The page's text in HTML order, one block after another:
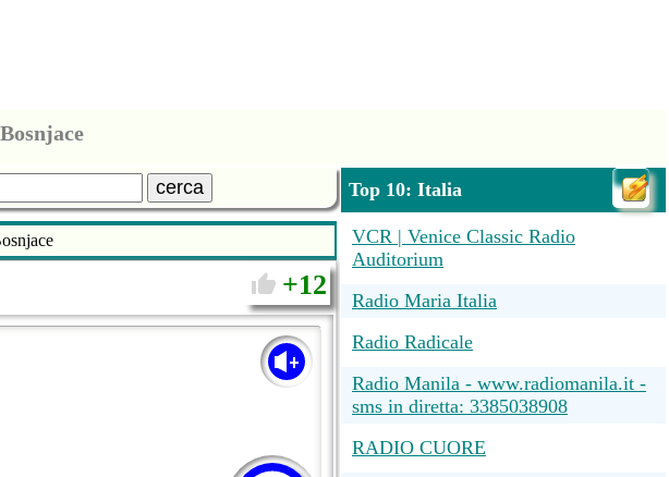
cerca
12
Top 10: Italia
VCR | Venice Classic Radio
Auditorium
Radio Maria Italia
Radio Radicale
Radio Manila - www.radiomanila.it -
sms in diretta: 3385038908
RADIO CUORE